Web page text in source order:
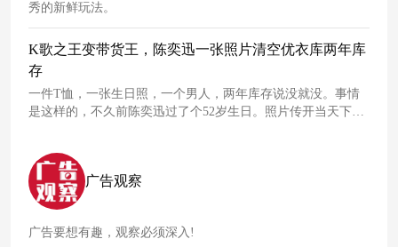
秀的新鲜玩法。
K歌之王变带货王，陈奕迅一张照片清空优衣库两年库
存
一件T恤，一张生日照，一个男人，两年库存说没就没。事情
是这样的，不久前陈奕迅过了个52岁生日。照片传开当天下
售排到8月8日。48小时内，Clash系列小号全线售罄。
广告观察
广告要想有趣，观察必须深入!